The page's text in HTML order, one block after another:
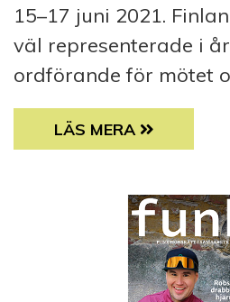
15–17 juni 2021.
väl representerade i
ordförande för mötet
ANNA CALDÉN
LÄS MERA